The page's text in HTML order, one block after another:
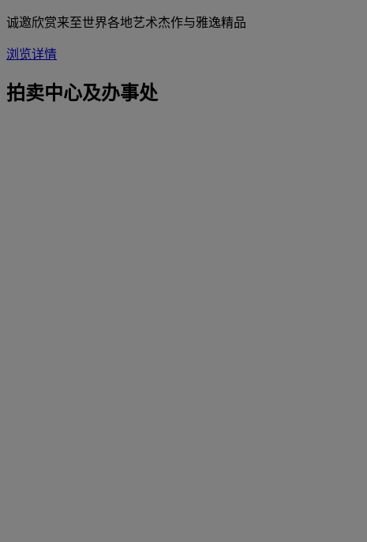
诚邀欣赏来至世界各地艺术杰作与雅逸精品
浏览详情
拍卖中心及办事处